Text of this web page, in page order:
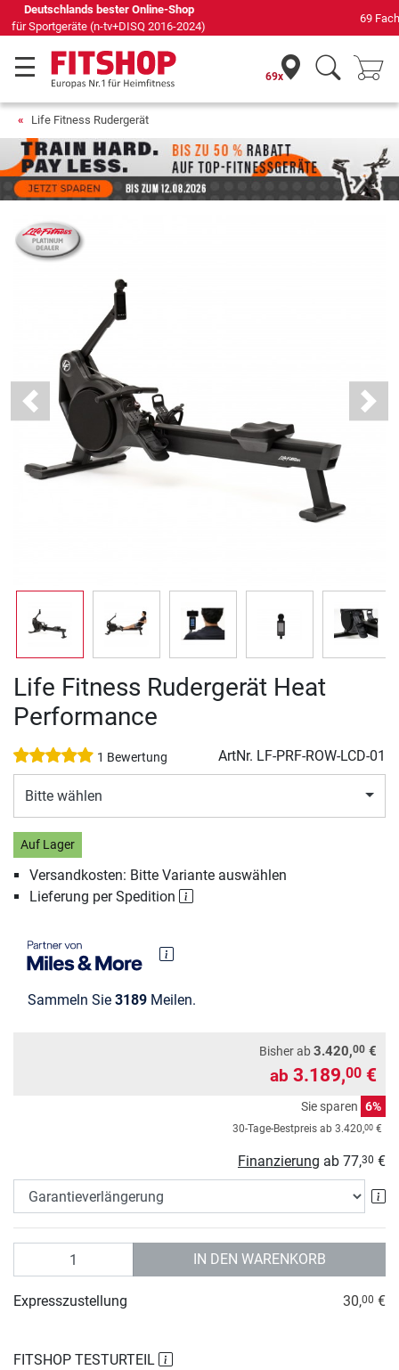
69 Fachmärkte vor Ort mit 75 eigenen Servicetechnikern
69x
Life Fitness Rudergerät
Previous Next
Life Fitness Rudergerät Heat
Performance
1 Bewertung ArtNr. LF-PRF-ROW-LCD-01
Bitte wählen
Auf Lager
Versandkosten: Bitte Variante auswählen
Lieferung per Spedition
Sammeln Sie 3189 Meilen.
Bisher ab3.420,00 €
ab 3.189,00 €
Sie sparen 6%
30-Tage-Bestpreis ab 3.420,00 €
Finanzierung ab 77,30 €
IN DEN WARENKORB
FITSHOP TESTURTEIL
Expresszustellung 30,00 €